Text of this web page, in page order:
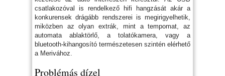
csatlakozóval is rendelkező hifi hangzását akár a
konkurensek drágább rendszerei is megirigyelhetik,
miközben az olyan extrák, mint a tempomat, az
automata ablaktörlő, a tolatókamera, vagy a
bluetooth-kihangosító természetesen szintén elérhető
a Merivához.
Problémás dízel